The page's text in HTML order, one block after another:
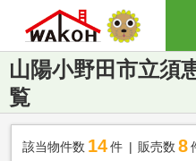
山陽小野田市立須
覧
該当物件数 14件 販売数 8